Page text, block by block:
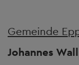
Gemeinde
Johannes